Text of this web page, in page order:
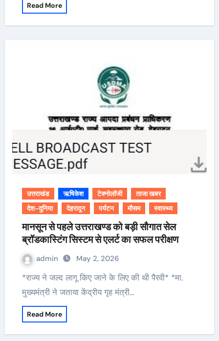
Read More
उत्तराखंड ऋषिकेश टेक्नोलॉजी
ताजा खबर
देश-दुनिया
देहरादून पर्यटन मौसम स्वास्थ्य
मानसून से पहले उत्तराखण्ड को बड़ी सौगात सेल
ब्रॉडकास्टिंग सिस्टम से एलर्ट का सफल परीक्षण
admin May 2, 2026
*राज्य ने जल्द लागू किए जाने के लिए की थी पैरवी* *मा.
मुख्यमंत्री ने जताया केंद्रीय गृह मंत्री…
Read More